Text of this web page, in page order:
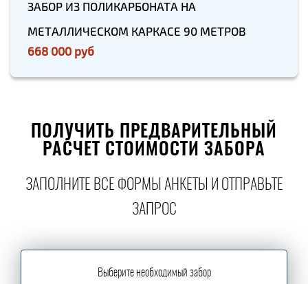
ЗАБОР ИЗ ПОЛИКАРБОНАТА НА
МЕТАЛЛИЧЕСКОМ КАРКАСЕ 90 МЕТРОВ
668 000 руб
ПОЛУЧИТЬ ПРЕДВАРИТЕЛЬНЫЙ
РАСЧЕТ СТОИМОСТИ ЗАБОРА
ЗАПОЛНИТЕ ВСЕ ФОРМЫ АНКЕТЫ И ОТПРАВЬТЕ
ЗАПРОС
Выберите необходимый забор